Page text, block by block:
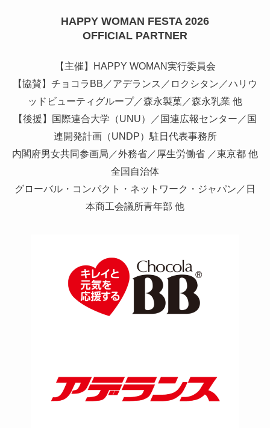
HAPPY WOMAN FESTA 2026
OFFICIAL PARTNER
【主催】HAPPY WOMAN実行委員会
【協賛】チョコラBB／アデランス／ロクシタン／ハリウ
ッドビューティグループ／森永製菓／森永乳業 他
【後援】国際連合大学（UNU）／国連広報センター／国
連開発計画（UNDP）駐日代表事務所
内閣府男女共同参画局／外務省／厚生労働省 ／東京都 他
全国自治体
グローバル・コンパクト・ネットワーク・ジャパン／日
本商工会議所青年部 他